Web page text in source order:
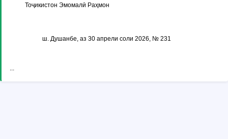
Тоҷикистон Эмомалӣ Раҳмон
ш. Душанбе, аз 30 апрели соли 2026, № 231
...